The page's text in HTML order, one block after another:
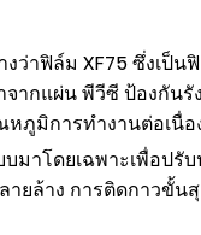
าฟิล์ม XF75 ซึ่งเป็
กแผ่น พีวีซี ป้องกัน
ภูมิการทำงานต่อเนื่
าโดยเฉพาะเพื่อป
ยล้าง การติดกาวขั้